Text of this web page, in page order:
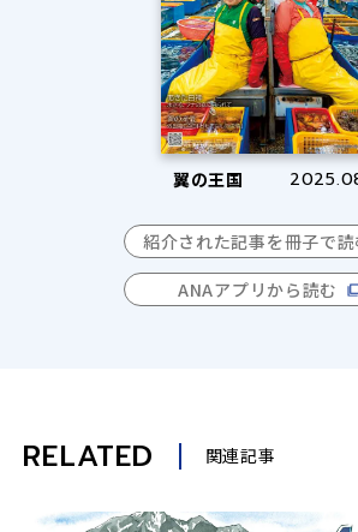
翼の王国
紹介された記事を冊子で読
ANAアプリから読む
RELATED 関連記事